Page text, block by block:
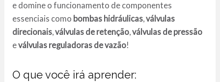
e domine o funcionamento de componentes
essenciais como bombas hidráulicas,válvulas
direcionais,válvulas de retenção,válvulas de pressão
eválvulas reguladoras de vazão!
O que você irá aprender: